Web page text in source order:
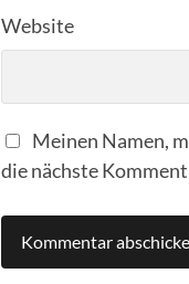
Website
Meinen Namen,
die nächste